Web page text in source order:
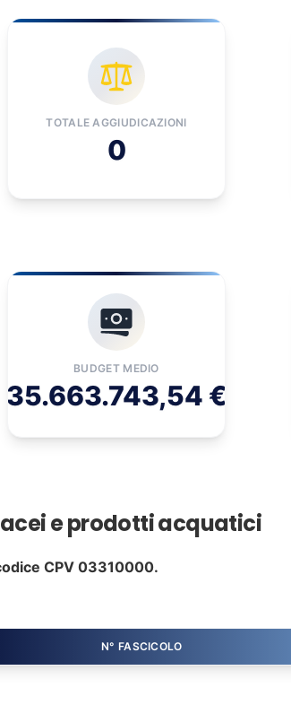
TOTALE AGGIUDICAZIONI
0
BUDGET MEDIO
35.663.743,54 €
e prodotti acquatici
CPV 03310000.
N° FASCICOLO